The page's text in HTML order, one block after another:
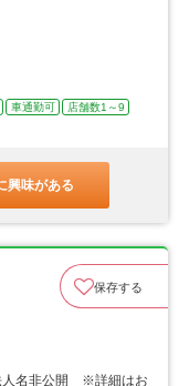
車通勤可
店舗数1～9
興味がある
保存する
人名非公開 ※詳細はお